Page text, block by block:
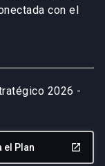
con el
2026 -
el Plan launch